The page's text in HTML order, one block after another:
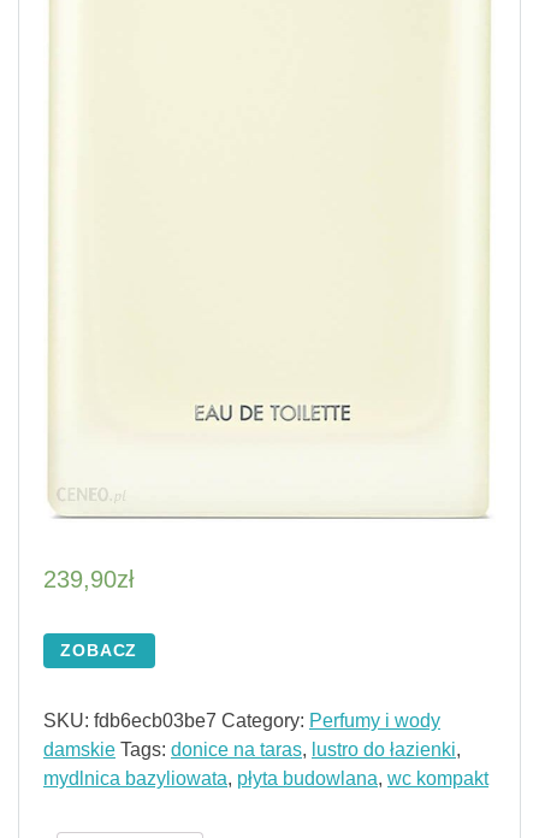
239,90zł
ZOBACZ
SKU: fdb6ecb03be7 Category: Perfumy i wody
damskie Tags: donice na taras, lustro do łazienki,
mydlnica bazyliowata, płyta budowlana, wc kompakt